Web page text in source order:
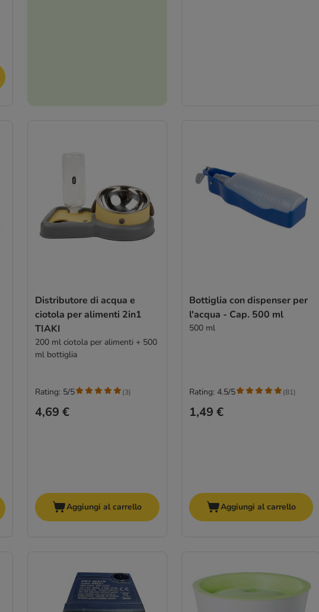
Distributore di acqua e
ciotola per alimenti 2in1
TIAKI
200 ml ciotola per alimenti + 500
ml bottiglia
4,69 €
Rating: 5/5 (3)
Aggiungi al carrello
Bottiglia con dispenser per
l'acqua - Cap. 500 ml
500 ml
1,49 €
Rating: 4.5/5 (81)
Aggiungi al carrello